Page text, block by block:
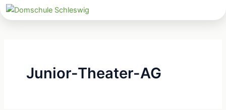
Junior-Theater-AG